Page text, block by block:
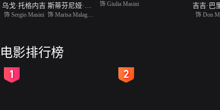
乌戈·托格内吉
饰 Sergio Masini
饰 Giulia Masini
吉吉·巴
饰 Don
电影排行榜